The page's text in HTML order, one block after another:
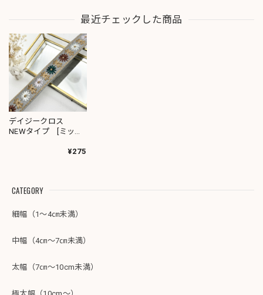
最近チェックした商品
デイジークロス
NEWタイプ [ミック
¥275
CATEGORY
細幅（1～4㎝未満）
中幅（4㎝～7㎝未満）
太幅（7㎝～10cm未満）